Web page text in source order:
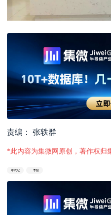
责编： 张轶群
*此内容为集微网原创，著作权归
寒武纪 一季报